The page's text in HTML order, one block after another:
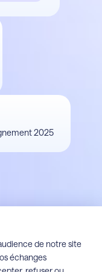
2025
de notre site
échanges